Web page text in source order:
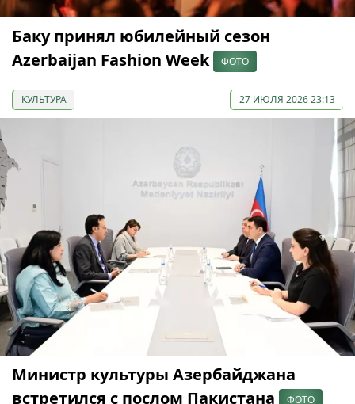
Баку принял юбилейный сезон
Azerbaijan Fashion Week
ФОТО
КУЛЬТУРА 27 ИЮЛЯ 2026 23:13
Министр культуры Азербайджана
встретился с послом Пакистана
ФОТО